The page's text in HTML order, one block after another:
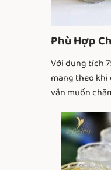
Phù Hợp
Với dung tích
mang theo
vẫn muốn